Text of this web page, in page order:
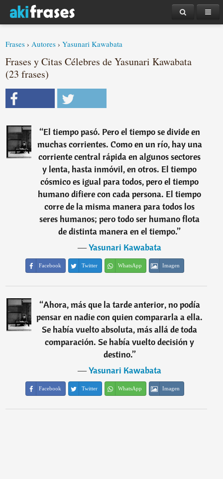
Frases ›Autores ›Yasunari Kawabata
Frases y Citas Célebres de Yasunari Kawabata
(23 frases)
“El tiempo pasó. Pero el tiempo se divide en
muchas corrientes. Como en un río, hay una
corriente central rápida en algunos sectores
y lenta, hasta inmóvil, en otros. El tiempo
cósmico es igual para todos, pero el tiempo
humano difiere con cada persona. El tiempo
corre de la misma manera para todos los
seres humanos; pero todo ser humano flota
de distinta manera en el tiempo.”
―Yasunari Kawabata
Facebook Twitter WhatsApp Imagen
“Ahora, más que la tarde anterior, no podía
pensar en nadie con quien compararla a ella.
Se había vuelto absoluta, más allá de toda
comparación. Se había vuelto decisión y
destino.”
―Yasunari Kawabata
Facebook Twitter WhatsApp Imagen